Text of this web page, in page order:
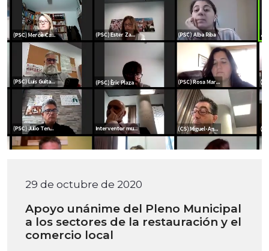
29 de octubre de 2020
Apoyo unánime del Pleno Municipal
a los sectores de la restauración y el
comercio local